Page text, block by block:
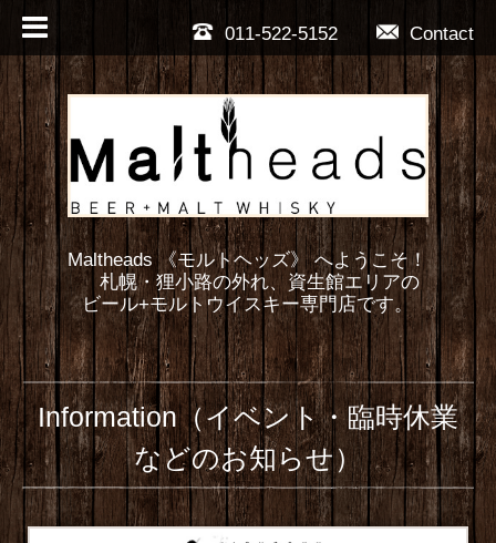
Contact
011-522-5152
Maltheads 《モルトヘッズ》 へようこそ！
札幌・狸小路の外れ、資生館エリアの
ビール+モルトウイスキー専門店です。
Information（イベント・臨時休業
などのお知らせ）